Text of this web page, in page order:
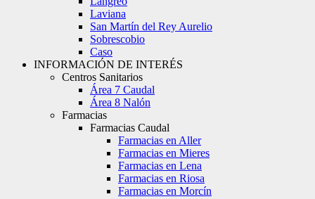
Laviana
San Martín del Rey Aurelio
Sobrescobio
Caso
INFORMACIÓN DE INTERÉS
Centros Sanitarios
Área 7 Caudal
Área 8 Nalón
Farmacias
Farmacias Caudal
Farmacias en Aller
Farmacias en Mieres
Farmacias en Lena
Farmacias en Riosa
Farmacias en Morcín